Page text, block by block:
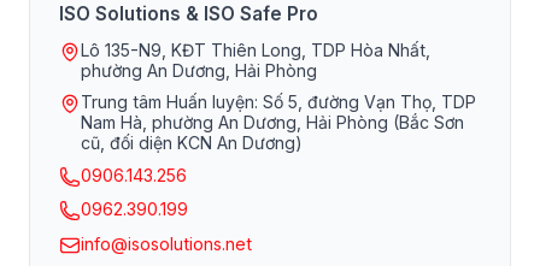
+ Chuẩn bị bài thi: 2 giờ
+ Thi thuyết trình: 20 phút
+ Thời giant hi thực hành: 20 phút với chủ đề tự chọn
ISO Solutions & ISO Safe Pro
Lô 135-N9, KĐT Thiên Long, TDP Hòa Nhất,
phường An Dương, Hải Phòng
Trung tâm Huấn luyện: Số 5, đường Vạn Thọ, TDP
Nam Hà, phường An Dương, Hải Phòng (Bắc Sơn
cũ, đối diện KCN An Dương)
0906.143.256
0962.390.199
info@isosolutions.net